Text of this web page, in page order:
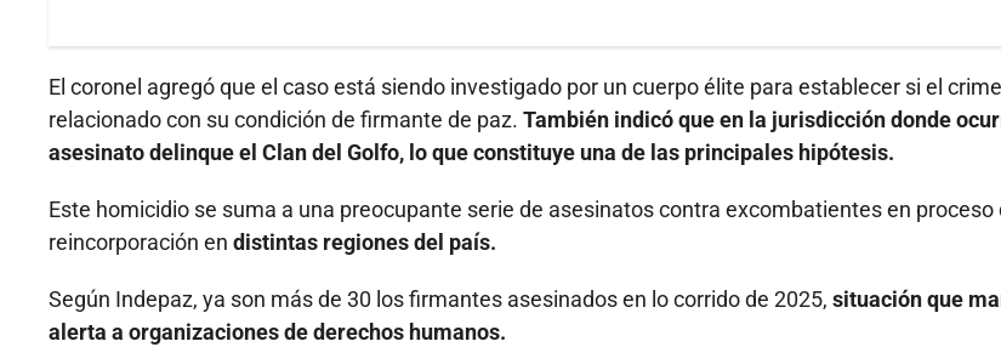
El coronel agregó que el caso está siendo investigado por un cuerpo élite para establecer si el
relacionado con su condición de firmante de paz. También indicó que en la jurisdicción donde
asesinato delinque el Clan del Golfo, lo que constituye una de las principales hipótesis.
Este homicidio se suma a una preocupante serie de asesinatos contra excombatientes en proceso
reincorporación en distintas regiones del país.
Según Indepaz, ya son más de 30 los firmantes asesinados en lo corrido de 2025, situación que
alerta a organizaciones de derechos humanos.